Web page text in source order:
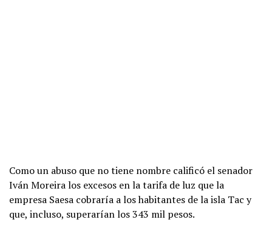
Como un abuso que no tiene nombre calificó el senador
Iván Moreira los excesos en la tarifa de luz que la
empresa Saesa cobraría a los habitantes de la isla Tac y
que, incluso, superarían los 343 mil pesos.